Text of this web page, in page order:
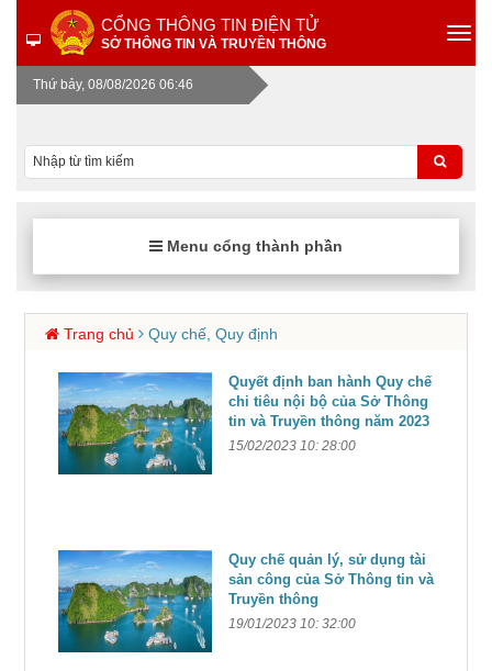
CỔNG THÔNG TIN ĐIỆN TỬ
SỞ THÔNG TIN VÀ TRUYỀN THÔNG
Thứ bảy, 08/08/2026 06:46
Menu cổng thành phần
Trang chủ Quy chế, Quy định
Quyết định ban hành Quy chế
chi tiêu nội bộ của Sở Thông
tin và Truyền thông năm 2023
15/02/2023 10: 28:00
Quy chế quản lý, sử dụng tài
sản công của Sở Thông tin và
Truyền thông
19/01/2023 10: 32:00